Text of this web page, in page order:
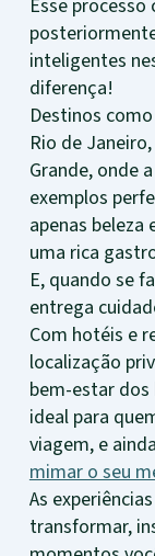
Esse
inteligentes
diferença!
Destinos
Rio de
Grande, onde
exemplos
apenas
uma rica
E, quando se
entrega
Com hotéis e
localização
bem-estar dos
ideal para
viagem, e
mimar o seu
As
transformar,